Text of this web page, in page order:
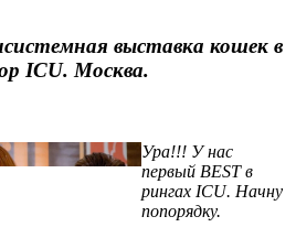
выставка кошек в
ICU. Москва.
Ура!!! У нас
первый BEST в
рингах ICU. Начну
попорядку.